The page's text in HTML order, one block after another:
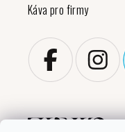
Káva pro firmy